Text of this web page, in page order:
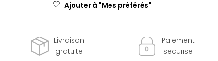
Ajouter à "Mes préférés"
Livraison
gratuite
Paiement
sécurisé